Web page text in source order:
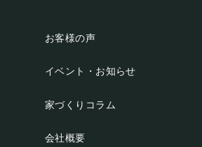
お客様の声
イベント・お知らせ
家づくりコラム
会社概要